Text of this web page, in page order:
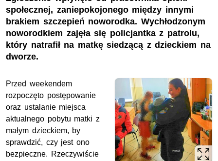
społecznej, zaniepokojonego między innymi
brakiem szczepień noworodka. Wychłodzonym
noworodkiem zajęła się policjantka z patrolu,
który natrafił na matkę siedzącą z dzieckiem na
dworze.
Przed weekendem
rozpoczęto postępowanie
oraz ustalanie miejsca
aktualnego pobytu matki z
małym dzieckiem, by
sprawdzić, czy jest ono
bezpieczne. Rzeczywiście